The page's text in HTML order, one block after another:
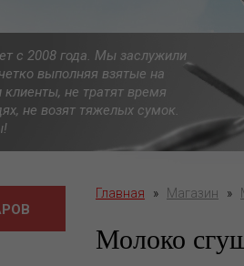
с 2008 года. Мы заслужили
выполняя взятые на
не тратят время
не возят тяжелых сумок.
Главная » Магазин »
Молоко